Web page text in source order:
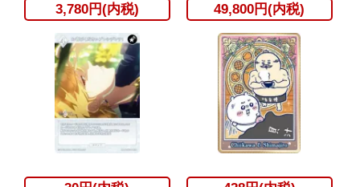
3,780円(内税) 49,800円(内税)